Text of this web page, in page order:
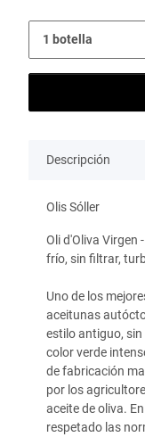
Descripción
Olis Sóller
Oli d'Oliva Virgen
frío, sin filtrar,
Uno de los
aceitunas
estilo antiguo,
color verde
de fabricación
por los
aceite de oliva.
respetado las